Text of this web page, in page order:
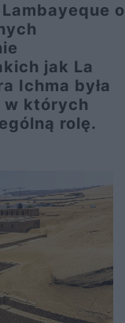
jak La
Ichma była
w których
rolę.